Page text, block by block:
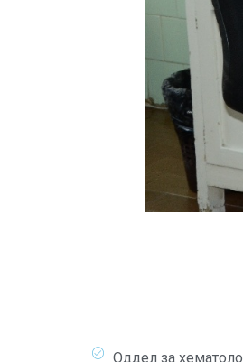
Оддел за